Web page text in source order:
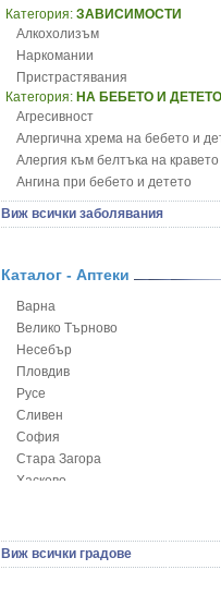
Категория: ЗАВИСИМОСТИ
Алкохолизъм
Наркомании
Пристрастявания
Категория: НА БЕБЕТО И ДЕТЕТО
Агресивност
Алергична хрема на бебето и
Алергия към белтъка на
Ангина при бебето и детето
Анемия при бебето и детето
Апетит - пълни деца
Безапетитие при бебето и детето
Бронхит и пневмония при деца
Варицела
Висока температура на бебето и
Възпаление на ушите на бебето
Глисти
Грижа за пъпа на новороденото
Грип при бебето и детето
Гърч
Детски диабет
Виж всички заболявания
Каталог - Аптеки
Варна
Велико Търново
Несебър
Пловдив
Русе
Сливен
София
Стара Загора
Хасково
Виж всички градове